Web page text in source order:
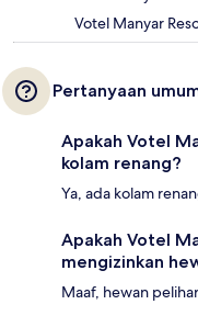
Votel Manyar
Pertanyaan
Apakah Votel
kolam renang?
Ya, ada kolam
Apakah Votel
mengizinkan
Maaf, hewan